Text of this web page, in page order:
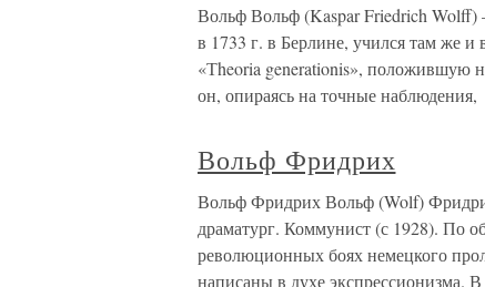
Вольф Вольф (Kaspar Friedrich Wolff)
в 1733 г. в Берлине, учился там же
«Тheoria generationis», положившую
он, опираясь на точные наблюдения,
Вольф Фридрих
Вольф Фридрих Вольф (Wolf)
драматург. Коммунист (с 1928). По
революционных боях немецкого
написаны в духе экспрессионизма.